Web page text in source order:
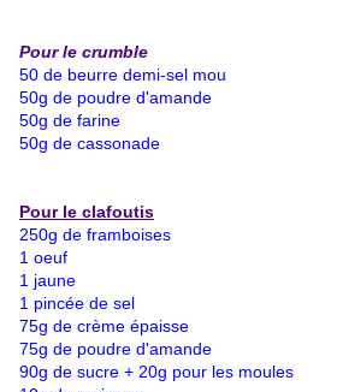
Pour le crumble
50 de beurre demi-sel mou
50g de poudre d'amande
50g de farine
50g de cassonade
Pour le clafoutis
250g de framboises
1 oeuf
1 jaune
1 pincée de sel
75g de crème épaisse
75g de poudre d'amande
90g de sucre + 20g pour les moules